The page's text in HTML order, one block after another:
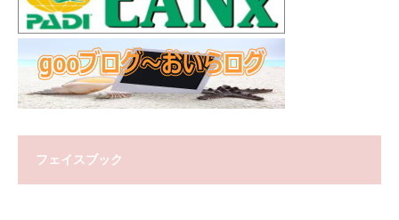
フェイスブック